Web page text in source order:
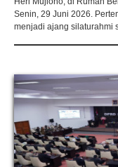
Senin, 29 Juni 2026.
menjadi ajang silaturahmi